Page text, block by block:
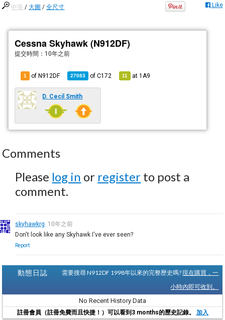
中等 /大圖 /全尺寸 Like
Cessna Skyhawk (N912DF)
提交時間： 10年之前
1 of N912DF 27083 ofC172 11 at1A9
D. Cecil Smith
Comments
Please log in or register to post a
comment.
skyhawkrg 10年之前
Don't look like any Skyhawk I've ever seen?
Report
動態日誌 需要搜尋 N912DF 1998年以來的完整歷史嗎?現在購買，一
小時內即可收到。
No Recent History Data
註冊會員（註冊免費而且快捷！）可以看到3 months的歷史記錄。 加入